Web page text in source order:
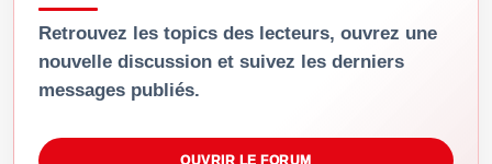
Retrouvez les topics des lecteurs, ouvrez une
nouvelle discussion et suivez les derniers
messages publiés.
OUVRIR LE FORUM